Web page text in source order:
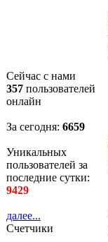
Сейчас с нами
357 пользователей
онлайн
За сегодня: 6659
Уникальных
пользователей за
последние сутки:
9429
далее...
Счетчики